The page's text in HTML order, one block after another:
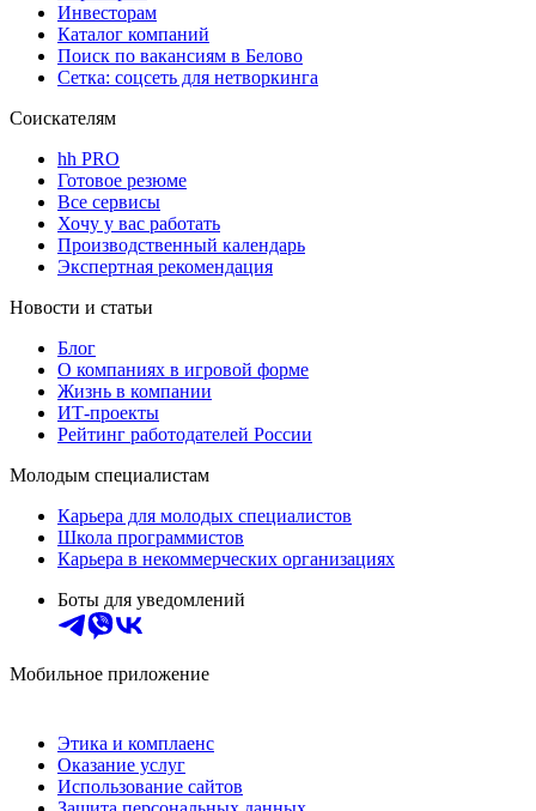
Инвесторам
Каталог компаний
Поиск по вакансиям в Белово
Сетка: соцсеть для нетворкинга
Соискателям
hh PRO
Готовое резюме
Все сервисы
Хочу у вас работать
Производственный календарь
Экспертная рекомендация
Новости и статьи
Блог
О компаниях в игровой форме
Жизнь в компании
ИТ-проекты
Рейтинг работодателей России
Молодым специалистам
Карьера для молодых специалистов
Школа программистов
Карьера в некоммерческих организациях
Боты для уведомлений
Мобильное приложение
Этика и комплаенс
Оказание услуг
Использование сайтов